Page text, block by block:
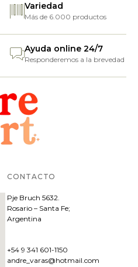
Variedad
Más de 6.000 productos
Ayuda online 24/7
Responderemos a la brevedad
CONTACTO
Pje Bruch 5632.
Rosario – Santa Fe;
Argentina
+54 9 341 601-1150
andre_varas@hotmail.com